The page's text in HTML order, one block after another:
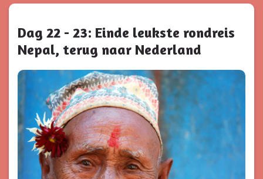
Dag 22 - 23: Einde leukste rondreis
Nepal, terug naar Nederland